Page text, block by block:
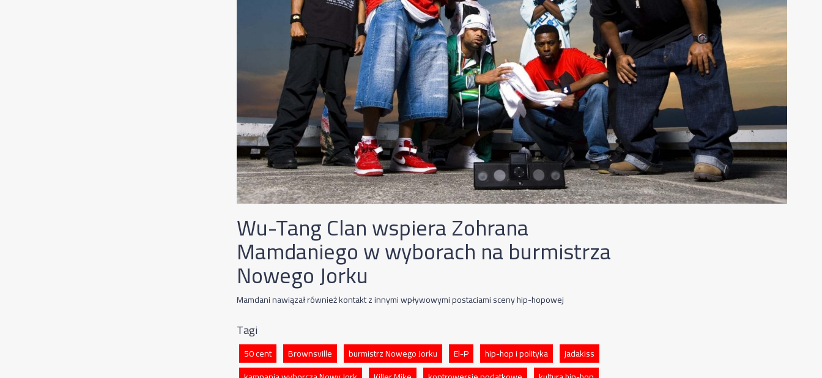
Wu-Tang Clan wspiera Zohrana
Mamdaniego w wyborach na burmistrza
Nowego Jorku
Mamdani nawiązał również kontakt z innymi wpływowymi postaciami sceny hip-hopowej
Tagi
50 cent Brownsville burmistrz Nowego Jorku El-P hip-hop i polityka
jadakiss